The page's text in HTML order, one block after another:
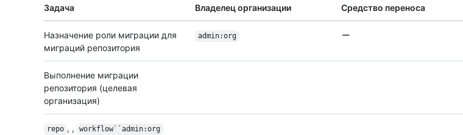
Задача Владелец организации Средство переноса
Назначение роли миграции для
миграций репозитория
admin:org
Выполнение миграции
репозитория (целевая
организация)
repo , , workflow``admin:org